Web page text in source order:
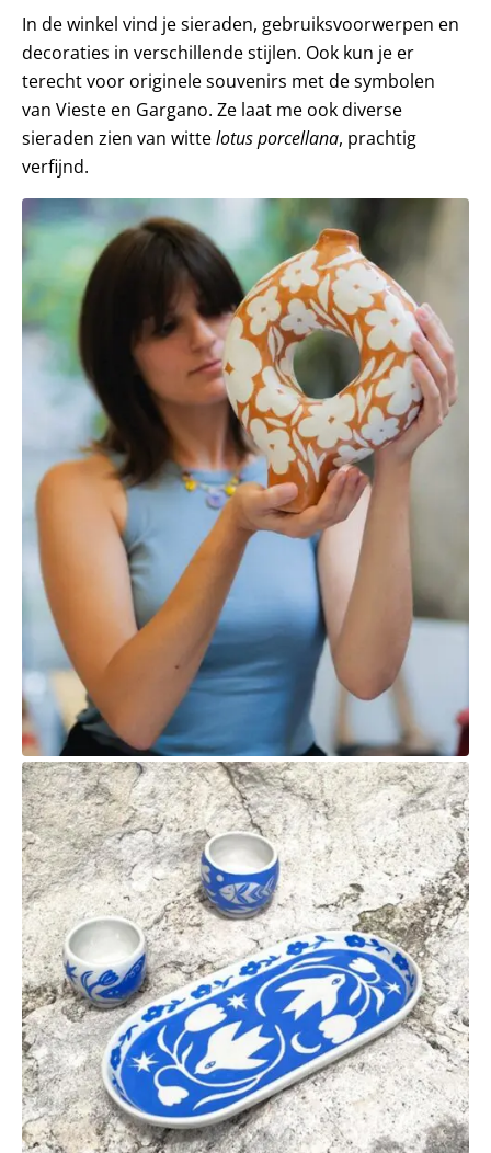
In de winkel vind je sieraden, gebruiksvoorwerpen en
decoraties in verschillende stijlen. Ook kun je er
terecht voor originele souvenirs met de symbolen
van Vieste en Gargano. Ze laat me ook diverse
sieraden zien van wittelotusporcellana, prachtig
verfijnd.